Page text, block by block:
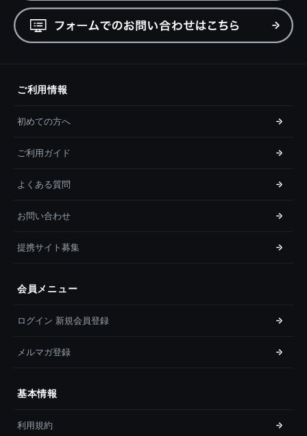
ご利用情報
初めての方へ
ご利用ガイド
よくある質問
お問い合わせ
提携サイト募集
会員メニュー
ログイン 新規会員登録
メルマガ登録
基本情報
利用規約